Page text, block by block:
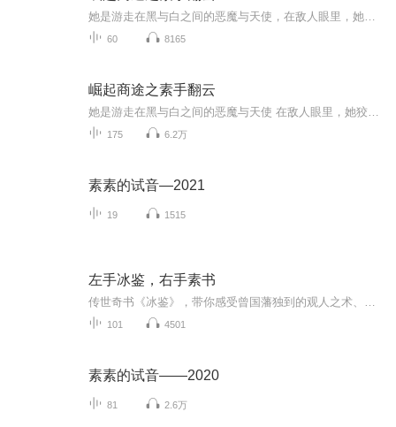
60 8165
崛起商途之素手翻云
175 6.2万
素素的试音—2021
19 1515
左手冰鉴，右手素书
101 4501
素素的试音——2020
81 2.6万